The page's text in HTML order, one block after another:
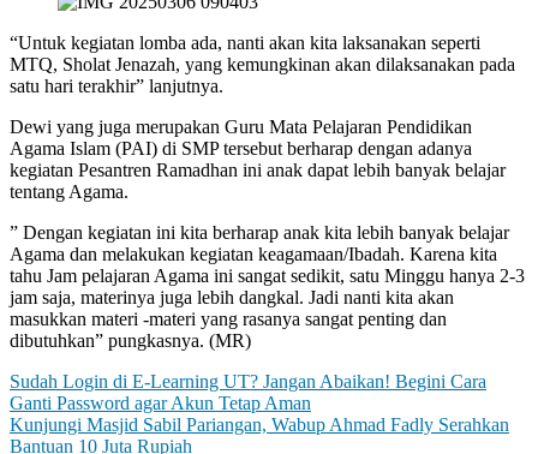
“Untuk kegiatan lomba ada, nanti akan kita laksanakan seperti
MTQ, Sholat Jenazah, yang kemungkinan akan dilaksanakan pada
satu hari terakhir” lanjutnya.
Dewi yang juga merupakan Guru Mata Pelajaran Pendidikan
Agama Islam (PAI) di SMP tersebut berharap dengan adanya
kegiatan Pesantren Ramadhan ini anak dapat lebih banyak belajar
tentang Agama.
” Dengan kegiatan ini kita berharap anak kita lebih banyak belajar
Agama dan melakukan kegiatan keagamaan/Ibadah. Karena kita
tahu Jam pelajaran Agama ini sangat sedikit, satu Minggu hanya 2-3
jam saja, materinya juga lebih dangkal. Jadi nanti kita akan
masukkan materi -materi yang rasanya sangat penting dan
dibutuhkan” pungkasnya. (MR)
Post
navigation
Sudah Login di E-Learning UT? Jangan Abaikan! Begini Cara
Ganti Password agar Akun Tetap Aman
Kunjungi Masjid Sabil Pariangan, Wabup Ahmad Fadly Serahkan
Bantuan 10 Juta Rupiah